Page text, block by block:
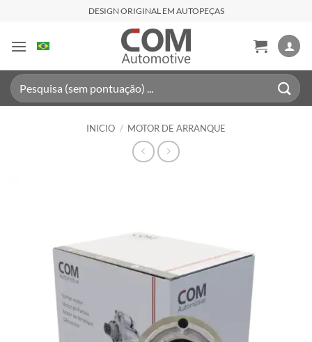
contenido
DESIGN ORIGINAL EM AUTOPEÇAS
Buscar
por:
INICIO / MOTOR DE ARRANQUE